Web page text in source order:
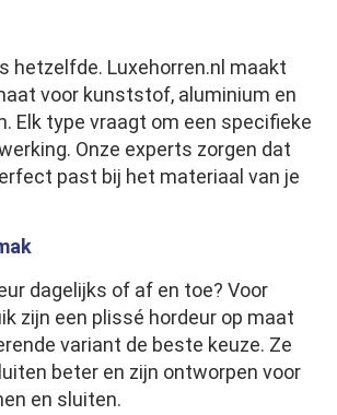
hetzelfde. Luxehorren.nl maakt
voor kunststof, aluminium en
Elk type vraagt om een specifieke
Onze experts zorgen dat
past bij het materiaal van je
dagelijks of af en toe? Voor
zijn een plissé hordeur op maat
variant de beste keuze. Ze
beter en zijn ontworpen voor
en sluiten.